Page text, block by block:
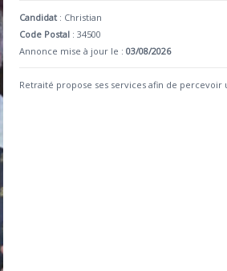
Candidat : Christian
Code Postal : 34500
Annonce mise à jour le :03/08/2026
Retraité propose ses services afin de